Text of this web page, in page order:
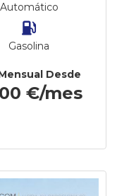
Automático
Gasolina
Desde
€/mes